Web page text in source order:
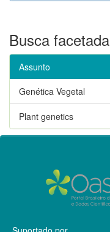
Busca facetada
Assunto
Genética Vegetal
Plant genetics